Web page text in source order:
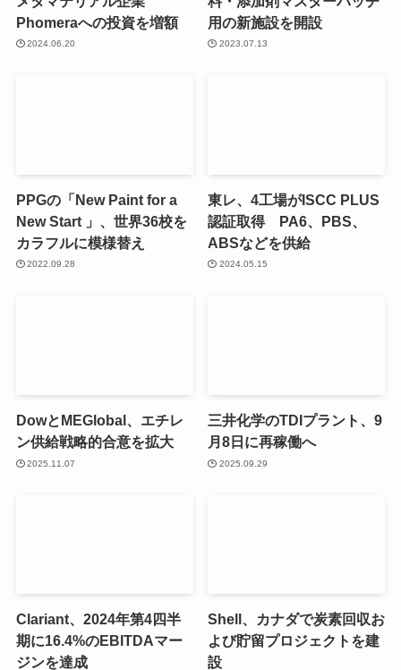
Phomeraへの投資を増額
2024.06.20
用の新施設を開設
2023.07.13
PPGの「New Paint for a
New Start 」、世界36校を
カラフルに模様替え
2022.09.28
東レ、4工場がISCC PLUS
認証取得 PA6、PBS、
ABSなどを供給
2024.05.15
DowとMEGlobal、エチレ
ン供給戦略的合意を拡大
2025.11.07
三井化学のTDIプラント、9
月8日に再稼働へ
2025.09.29
Clariant、2024年第4四半
期に16.4%のEBITDAマー
ジンを達成
Shell、カナダで炭素回収お
よび貯留プロジェクトを建
設